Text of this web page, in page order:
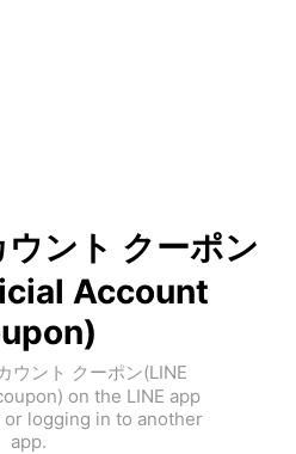
ント クーポン
Account
ウント クーポン(LINE
on the LINE app
logging in to another
app.